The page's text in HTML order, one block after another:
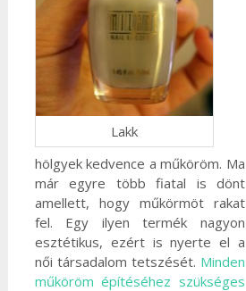
Lakk
hölgyek kedvence a műköröm. Ma
már egyre több fiatal is dönt
amellett, hogy műkörmöt rakat
fel. Egy ilyen termék nagyon
esztétikus, ezért is nyerte el a
női társadalom tetszését. Minden
műköröm építéséhez szükséges